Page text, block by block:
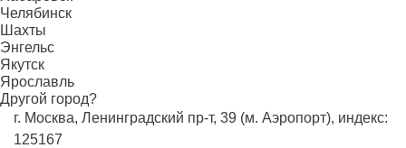
Челябинск
Шахты
Энгельс
Якутск
Ярославль
Другой город?
г. Москва, Ленинградский пр-т, 39 (м. Аэропорт), индекс:
125167